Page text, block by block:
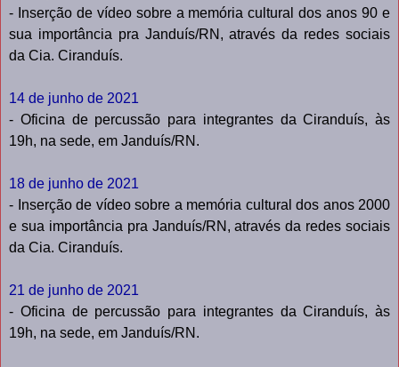
- Inserção de vídeo sobre a memória cultural dos anos 90 e
sua importância pra Janduís/RN, através da redes sociais
da Cia. Ciranduís.
14 de junho de 2021
- Oficina de percussão para integrantes da Ciranduís, às
19h, na sede, em Janduís/RN.
18 de junho de 2021
- Inserção de vídeo sobre a memória cultural dos anos 2000
e sua importância pra Janduís/RN, através da redes sociais
da Cia. Ciranduís.
21 de junho de 2021
- Oficina de percussão para integrantes da Ciranduís, às
19h, na sede, em Janduís/RN.